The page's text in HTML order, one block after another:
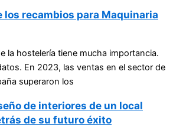
los recambios para Maquinaria
la hostelería tiene mucha importancia.
En 2023, las ventas en el sector de
superaron los
de interiores de un local
de su futuro éxito